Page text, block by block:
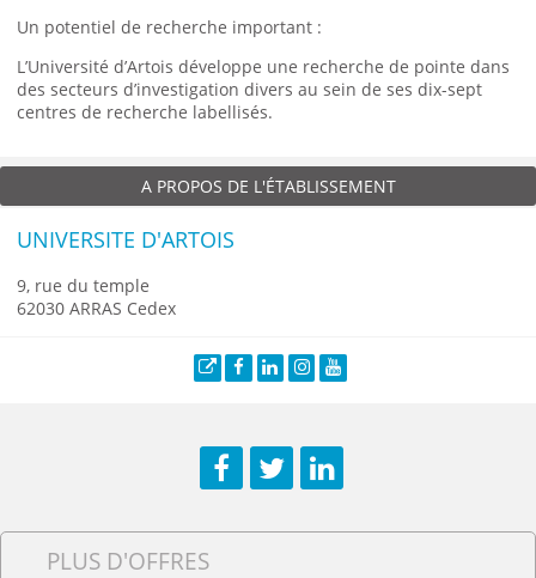
Un potentiel de recherche important :
L’Université d’Artois développe une recherche de pointe dans
des secteurs d’investigation divers au sein de ses dix-sept
centres de recherche labellisés.
A PROPOS DE L'ÉTABLISSEMENT
UNIVERSITE D'ARTOIS
9, rue du temple
62030 ARRAS Cedex
PLUS D'OFFRES